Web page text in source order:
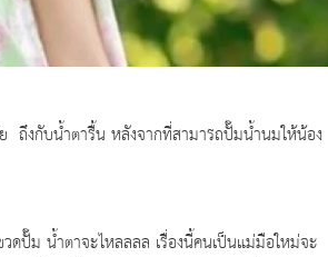
กับน้ำตารื้น หลังจากที่สามารถปั๊มน้ำนมให้น้อง
ดปั๊ม น้ำตาจะไหลลลล เรื่องนี้คนเป็นแม่มือใหม่จะ